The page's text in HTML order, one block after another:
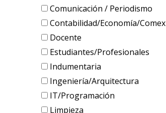
Comunicación / Periodismo
Contabilidad/Economía/Comex
Docente
Estudiantes/Profesionales
Indumentaria
Ingeniería/Arquitectura
IT/Programación
Limpieza